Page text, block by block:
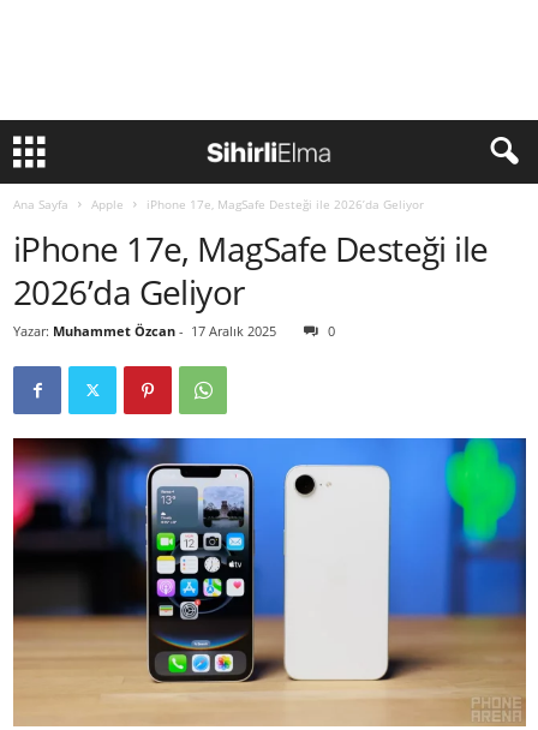
Ana Sayfa Apple iPhone 17e, MagSafe Desteği ile 2026’da Geliyor
iPhone 17e, MagSafe Desteği ile
2026’da Geliyor
Yazar: Muhammet Özcan - 17 Aralık 2025 0